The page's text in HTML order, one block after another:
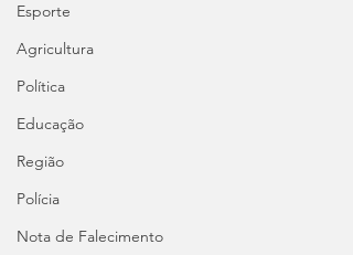
Esporte
Agricultura
Política
Educação
Região
Polícia
Nota de Falecimento